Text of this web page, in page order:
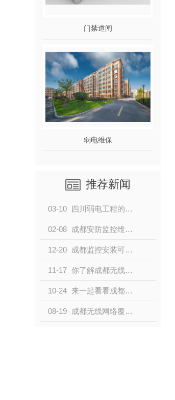
门禁道闸
弱电维保
推荐新闻
03-10 四川弱电工程的一些常见问题及注意事项
02-08 成都安防监控维修维保维护，成都监控安装这些问题要注意
12-20 成都监控安装可以遵循这些原则
11-17 你了解成都无线网络覆盖的这些基本常识吗
10-24 来一起看看成都监控安装的教程吧
08-19 成都无线网络覆盖的注意事项有这些